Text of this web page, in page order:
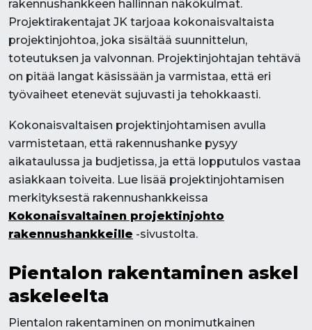
rakennushankkeen hallinnan näkökulmat.
Projektirakentajat JK tarjoaa kokonaisvaltaista
projektinjohtoa, joka sisältää suunnittelun,
toteutuksen ja valvonnan. Projektinjohtajan tehtävä
on pitää langat käsissään ja varmistaa, että eri
työvaiheet etenevät sujuvasti ja tehokkaasti.
Kokonaisvaltaisen projektinjohtamisen avulla
varmistetaan, että rakennushanke pysyy
aikataulussa ja budjetissa, ja että lopputulos vastaa
asiakkaan toiveita. Lue lisää projektinjohtamisen
merkityksestä rakennushankkeissa
Kokonaisvaltainen projektinjohto
rakennushankkeille -sivustolta.
Pientalon rakentaminen askel
askeleelta
Pientalon rakentaminen on monimutkainen